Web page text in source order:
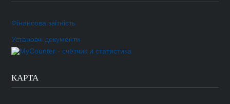
Фінансова звітність
Установчі документи
КАРТА